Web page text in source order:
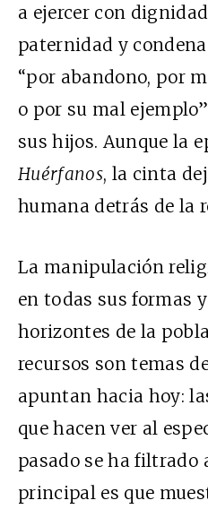
a ejercer con
paternidad y
“por abandono, por
o por su mal
sus hijos. Aunque la
Huérfanos, la cinta
humana detrás de la
La manipulación
en todas sus formas
horizontes de la
recursos son temas
apuntan hacia hoy:
que hacen ver al
pasado se ha filtrado
principal es que